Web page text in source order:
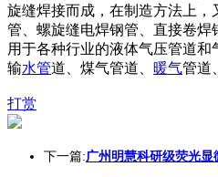
旋缝焊接而成，在制造方法上
管、螺旋缝电焊钢管、直接卷
用于各种行业的液体气压管道
输水管道、煤气管道、 暖气管道、
打赏
下一篇:广州明慧科研级荧光